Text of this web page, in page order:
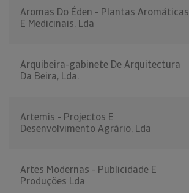
Aromas Do Éden - Plantas Aromáticas
E Medicinais, Lda
Arquibeira-gabinete De Arquitectura
Da Beira, Lda.
Artemis - Projectos E
Desenvolvimento Agrário, Lda
Artes Modernas - Publicidade E
Produções Lda